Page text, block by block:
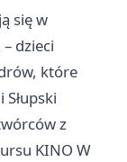
się w
dzieci
które
z
KINO W